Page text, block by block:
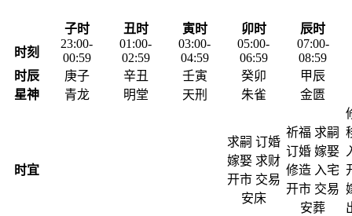
子时 丑时 寅时 卯时
辰时
时刻
23:00-
00:59
01:00-
02:59
03:00-
04:59
05:00-
06:59
07:00-
08:59
时辰
庚子 辛丑 壬寅 癸卯
甲辰
星神
青龙 明堂 天刑 朱雀 金匮
时宜
求嗣 订婚
嫁娶 求财
开市 交易
安床
祈福 求嗣
订婚 嫁娶
修造 入宅
开市 交易
安葬